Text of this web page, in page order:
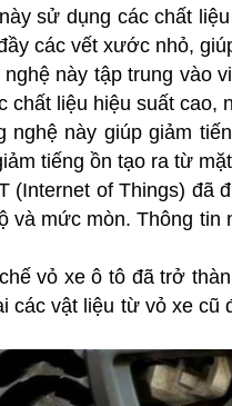
sử dụng các chất
các vết xước nhỏ,
này tập trung
liệu hiệu suất cao,
nghệ này giúp giảm
tiếng ồn tạo ra từ
(Internet of Things)
và mức mòn. Thông
vỏ xe ô tô đã trở
các vật liệu từ vỏ xe